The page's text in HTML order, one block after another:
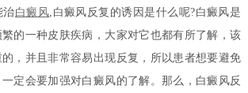
白癜风,白癜风反复的诱因是什么呢?白癜风是
的一种皮肤疾病，大家对它也都有所了解，该
，并且非常容易出现反复，所以患者想要避免
定会要加强对白癜风的了解。那么，白癜风反